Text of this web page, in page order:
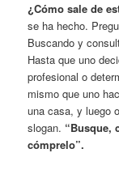
¿Cómo sale de
se ha hecho.
Buscando y
Hasta que uno
profesional o
mismo que uno
una casa, y luego
slogan. “Busque,
cómprelo”.